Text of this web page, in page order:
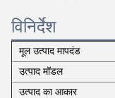
विनिर्देश
मूल उत्पाद मापदंड
उत्पाद मॉडल
उत्पाद का आकार